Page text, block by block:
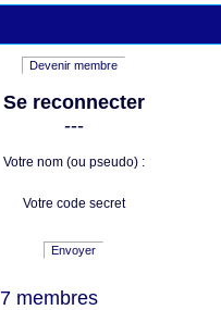
Devenir membre
Se reconnecter
---
Votre nom (ou pseudo) :
Votre code secret
Envoyer
7 membres